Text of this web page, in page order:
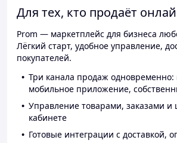
Для тех, кто продаёт
Prom — маркетплейс для бизнеса
Лёгкий старт, удобное управление,
покупателей.
Три канала продаж одновременно:
мобильное приложение,
Управление товарами, заказами
кабинете
Готовые интеграции с доставкой,